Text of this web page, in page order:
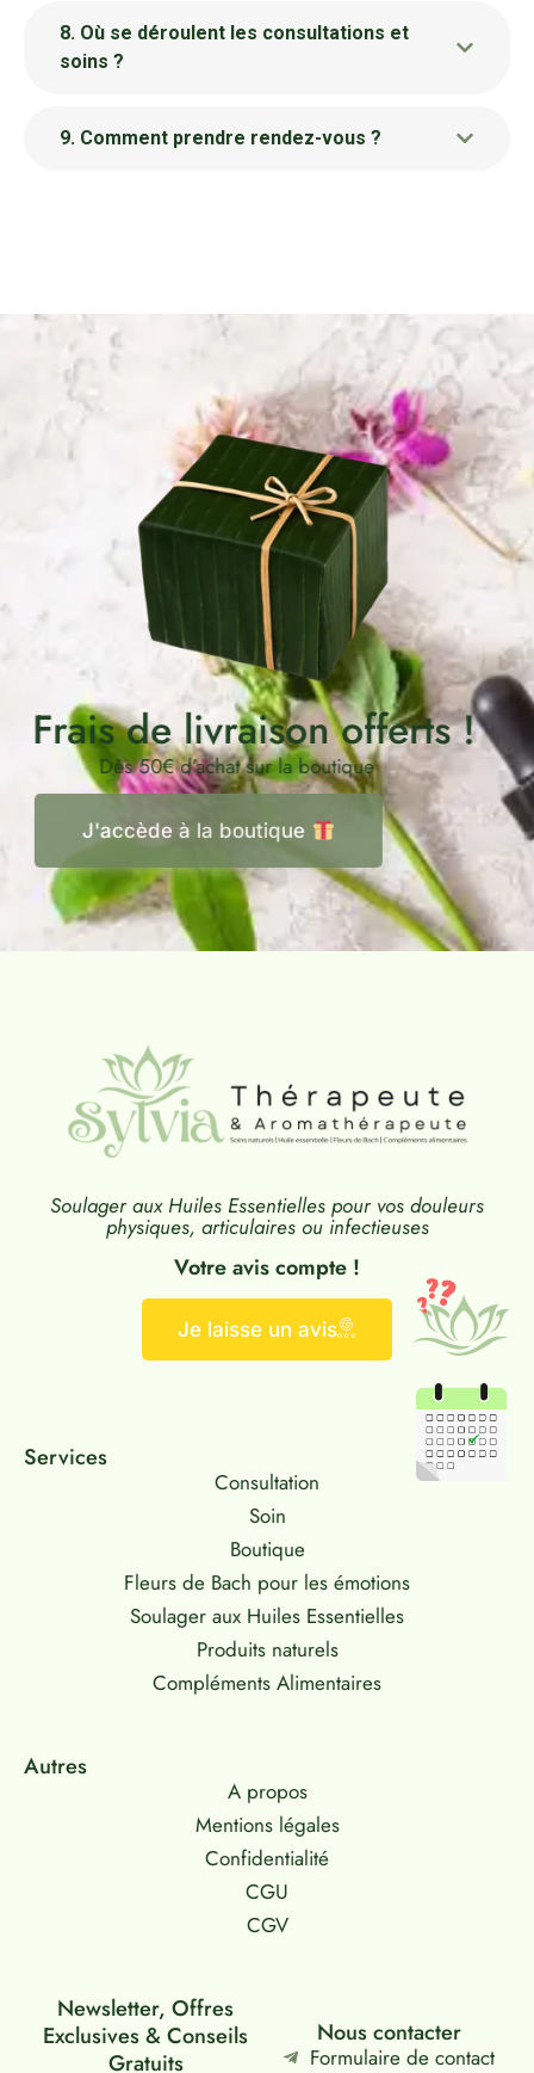
8. Où se déroulent les consultations et
soins ?
9. Comment prendre rendez-vous ?
Frais de livraison offerts !
Dès 50€ d’achat sur la boutique
J'accède à la boutique
Soulager aux Huiles Essentielles pour vos douleurs
physiques, articulaires ou infectieuses
Votre avis compte !
Je laisse un avis
Services
Consultation
Soin
Boutique
Fleurs de Bach pour les émotions
Soulager aux Huiles Essentielles
Produits naturels
Compléments Alimentaires
Autres
A propos
Mentions légales
Confidentialité
CGU
CGV
Newsletter, Offres
Exclusives & Conseils
Gratuits
Nous contacter
Formulaire de contact